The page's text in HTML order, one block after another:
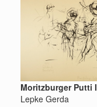
Moritzburger Putti I
Lepke Gerda